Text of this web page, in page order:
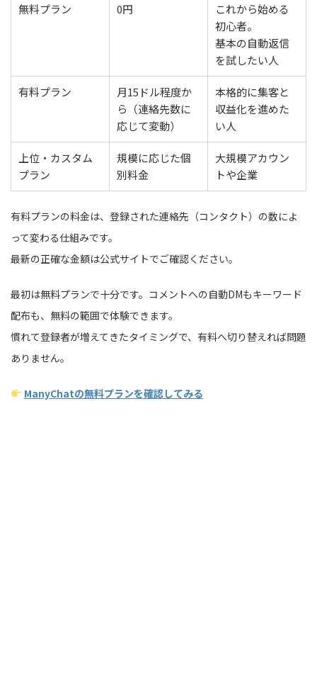
無料プラン
0円
これから始める
初心者。
基本の自動返信
を試したい人
有料プラン
月15ドル程度か
ら（連絡先数に
応じて変動）
本格的に集客と
収益化を進めた
い人
上位・カスタム
プラン
規模に応じた個
別料金
大規模アカウン
トや企業
有料プランの料金は、登録された連絡先（コンタクト）の数によ
って変わる仕組みです。
最新の正確な金額は公式サイトでご確認ください。
最初は無料プランで十分です。コメントへの自動DMもキーワード
配布も、無料の範囲で体験できます。
慣れて登録者が増えてきたタイミングで、有料へ切り替えれば問題
ありません。
ManyChatの無料プランを確認してみる